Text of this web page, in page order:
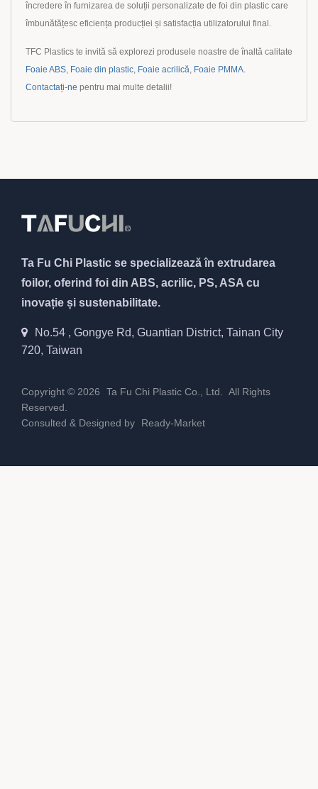
încredere în furnizarea de soluții personalizate de foi din plastic care
îmbunătățesc eficiența producției și satisfacția utilizatorului final.
TFC Plastics te invită să explorezi produsele noastre de înaltă calitate
Foaie ABS, Foaie din plastic, Foaie acrilică, Foaie PMMA.
Contactați-ne pentru mai multe detalii!
Ta Fu Chi Plastic se specializează în extrudarea
foilor, oferind foi din ABS, acrilic, PS, ASA cu
inovație și sustenabilitate.
No.54 , Gongye Rd, Guantian District, Tainan City
720, Taiwan
Copyright © 2026 Ta Fu Chi Plastic Co., Ltd.
All Rights
Reserved.
Consulted & Designed by
Ready-Market